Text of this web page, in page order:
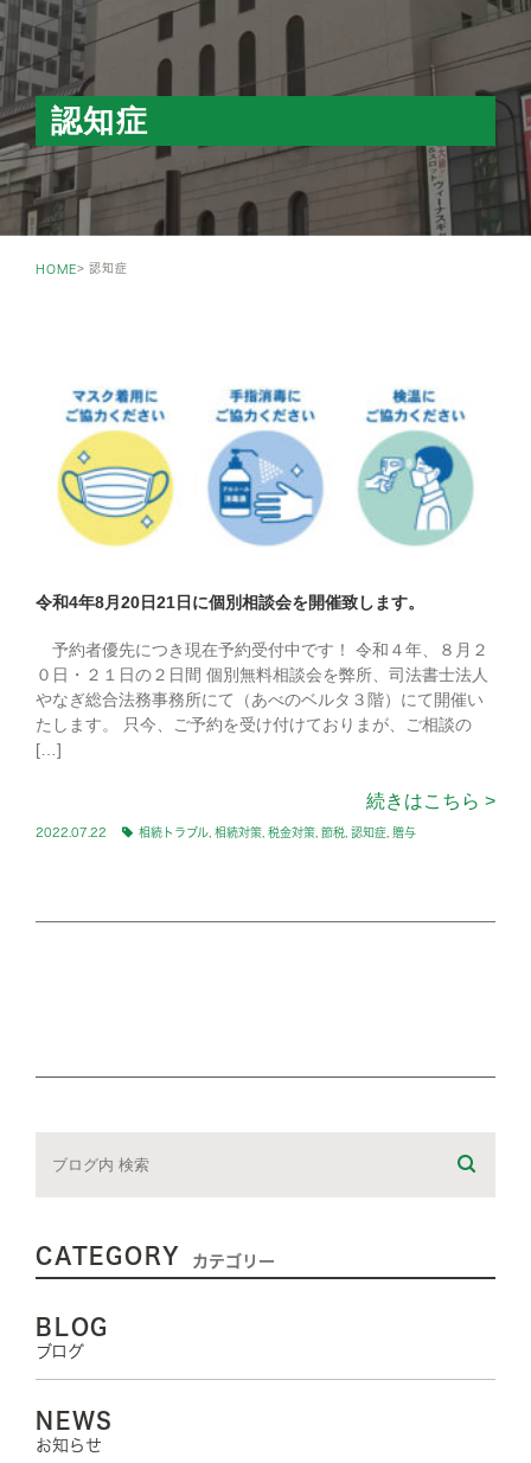
認知症
HOME 認知症
令和4年8月20日21日に個別相談会を開催致します。
予約者優先につき現在予約受付中です！ 令和４年、８月２
０日・２１日の２日間 個別無料相談会を弊所、司法書士法人
やなぎ総合法務事務所にて（あべのベルタ３階）にて開催い
たします。 只今、ご予約を受け付けておりまが、ご相談の
[…]
続きはこちら >
2022.07.22 相続トラブル 相続対策 税金対策 節税 認知症 贈与
CATEGORY カテゴリー
BLOG
ブログ
NEWS
お知らせ